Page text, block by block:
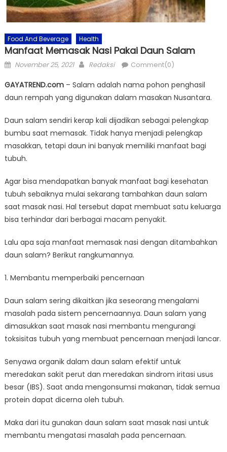
Food And Beverage Health
Manfaat Memasak Nasi Pakai Daun Salam
Posted
November 25, 2021 Author
Redaksi Comment(0)
GAYATREND.com– Salam adalah nama pohon penghasil
daun rempah yang digunakan dalam masakan Nusantara.
Daun salam sendiri kerap kali dijadikan sebagai pelengkap
bumbu saat memasak. Tidak hanya menjadi pelengkap
masakkan, tetapi daun ini banyak memiliki manfaat bagi
tubuh.
Agar bisa mendapatkan banyak manfaat bagi kesehatan
tubuh sebaiknya mulai sekarang tambahkan daun salam
saat masak nasi. Hal tersebut dapat membuat satu keluarga
bisa terhindar dari berbagai macam penyakit.
Lalu apa saja manfaat memasak nasi dengan ditambahkan
daun salam? Berikut rangkumannya.
1. Membantu memperbaiki pencernaan
Daun salam sering dikaitkan jika seseorang mengalami
masalah pada sistem pencernaannya. Daun salam yang
dimasukkan saat masak nasi membantu mengurangi
toksisitas tubuh yang membuat pencernaan menjadi lancar.
Senyawa organik dalam daun salam efektif untuk
meredakan sakit perut dan meredakan sindrom iritasi usus
besar (IBS). Saat anda mengonsumsi makanan, tidak semua
protein dapat dicerna oleh tubuh.
Maka dari itu gunakan daun salam saat masak nasi untuk
membantu mengatasi masalah pada pencernaan.